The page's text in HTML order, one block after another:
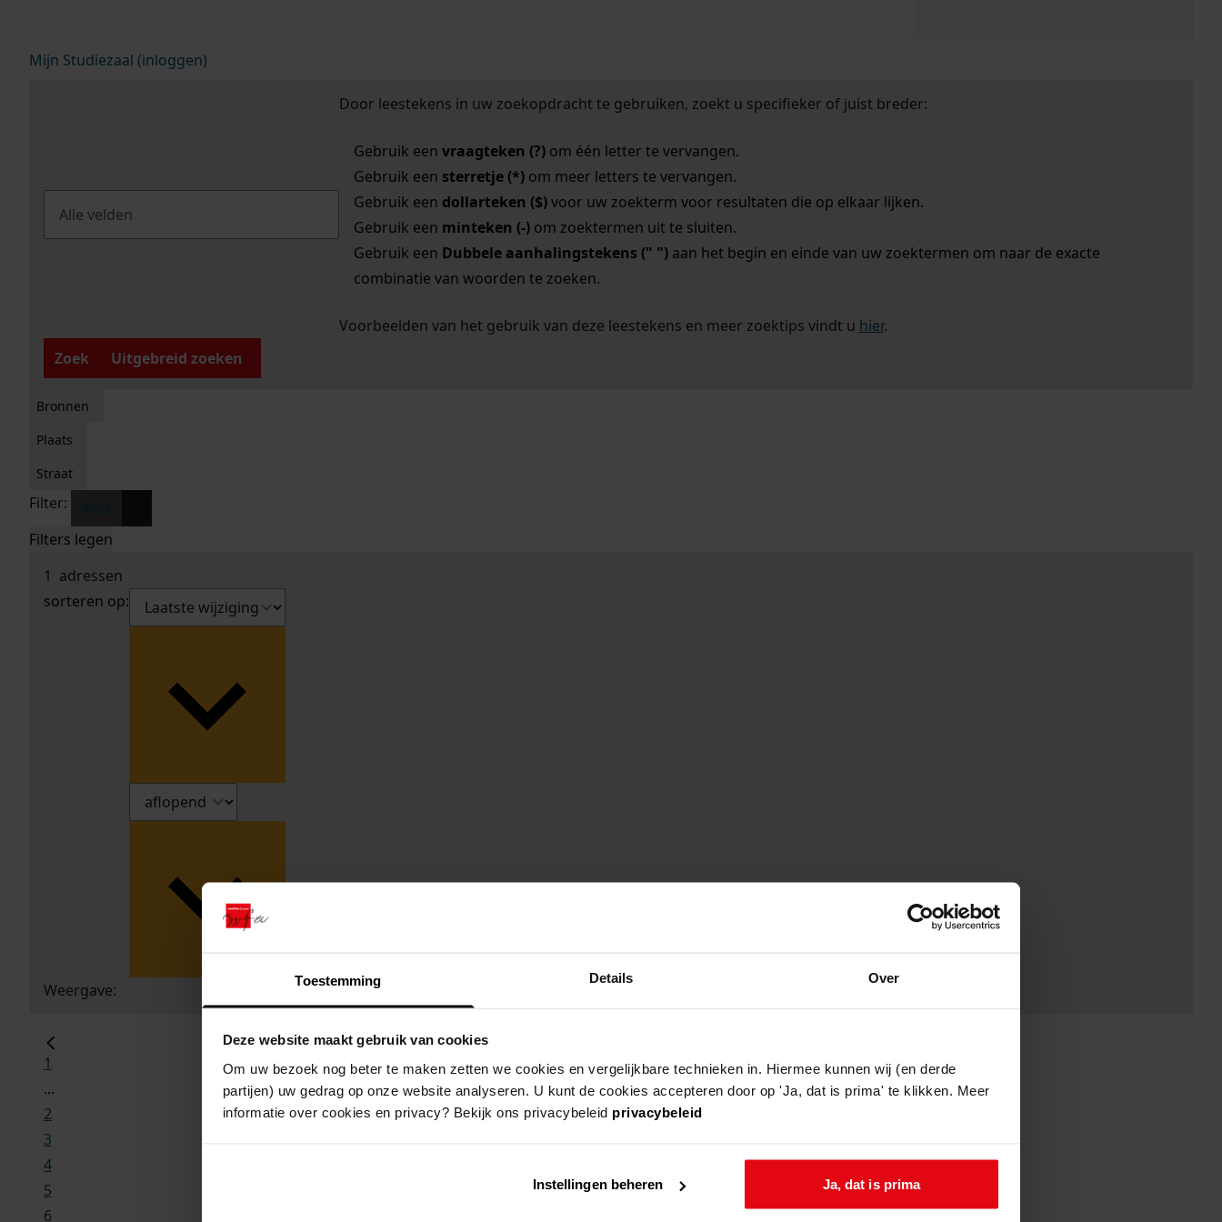
Toestemming Details Over
Deze website maakt gebruik van cookies
Om uw bezoek nog beter te maken zetten we cookies en vergelijkbare technieken in. Hiermee kunnen wij (en derde
partijen) uw gedrag op onze website analyseren. U kunt de cookies accepteren door op 'Ja, dat is prima' te klikken. Meer
informatie over cookies en privacy? Bekijk ons privacybeleid privacybeleid
Instellingen beheren Ja, dat is prima
Mijn Studiezaal (inloggen)
Door leestekens in uw zoekopdracht te gebruiken, zoekt u specifieker of juist breder:
Gebruik een vraagteken (?)om één letter te vervangen.
Gebruik een sterretje (*)om meer letters te vervangen.
Gebruik een dollarteken ($)voor uw zoekterm voor resultaten die op elkaar lijken.
Gebruik een minteken (-)om zoektermen uit te sluiten.
Gebruik een Dubbele aanhalingstekens (" ")aan het begin en einde van uw zoektermen om naar de exacte
combinatie van woorden te zoeken.
Voorbeelden van het gebruik van deze leestekens en meer zoektips vindt u hier.
Zoek
Uitgebreid zoeken
Bronnen
Plaats
Straat
Filter:
Filters legen
1 adressen
sorteren op:
Weergave:
1
...
2
3
4
5
6